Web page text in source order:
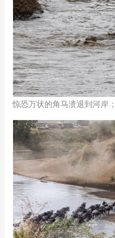
惊恐万状的角马溃退到河岸；